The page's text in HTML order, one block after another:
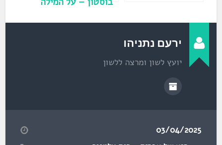
ירעם נתניהו
יועץ לשון ומרצה ללשון
03/04/2025